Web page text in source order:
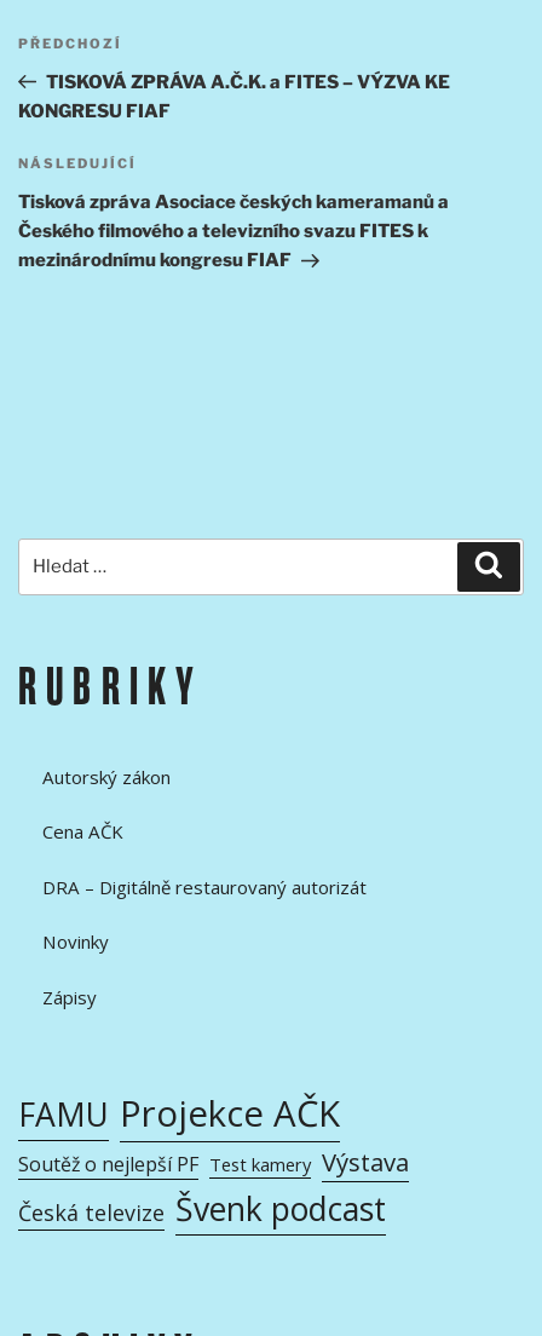
příspěvek
Předchozí
příspěvek
PŘEDCHOZÍ
TISKOVÁ ZPRÁVA A.Č.K. a FITES – VÝZVA KE
KONGRESU FIAF
Následující
příspěvek
NÁSLEDUJÍCÍ
Tisková zpráva Asociace českých kameramanů a
Českého filmového a televizního svazu FITES k
mezinárodnímu kongresu FIAF
RUBRIKY
Autorský zákon
Cena AČK
DRA – Digitálně restaurovaný autorizát
Novinky
Zápisy
FAMU Projekce AČK
Soutěž o nejlepší PF Test kamery Výstava
Česká televize Švenk podcast